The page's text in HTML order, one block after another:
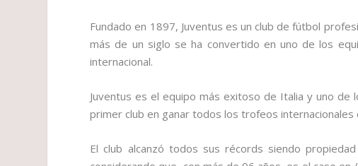
Fundado en 1897, Juventus es un club de fútbol
más de un siglo se ha convertido en uno de los
internacional.
Juventus es el equipo más exitoso de Italia y uno
primer club en ganar todos los trofeos internacionales
El club alcanzó todos sus récords siendo